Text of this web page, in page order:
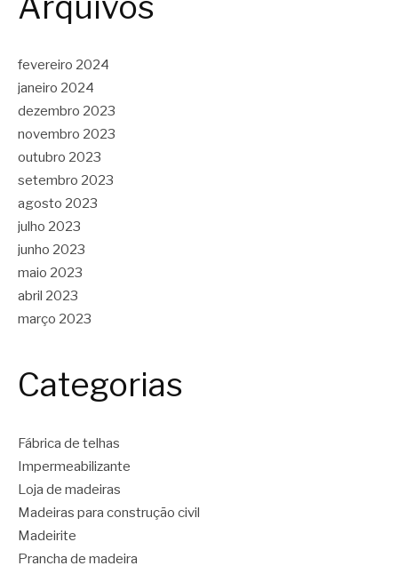
fevereiro 2024
janeiro 2024
dezembro 2023
novembro 2023
outubro 2023
setembro 2023
agosto 2023
julho 2023
junho 2023
maio 2023
abril 2023
março 2023
Categorias
Fábrica de telhas
Impermeabilizante
Loja de madeiras
Madeiras para construção civil
Madeirite
Prancha de madeira